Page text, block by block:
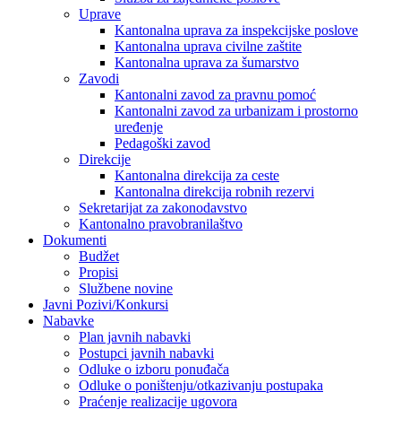
Uprave
Kantonalna uprava za inspekcijske poslove
Kantonalna uprava civilne zaštite
Kantonalna uprava za šumarstvo
Zavodi
Kantonalni zavod za pravnu pomoć
Kantonalni zavod za urbanizam i prostorno
uređenje
Pedagoški zavod
Direkcije
Kantonalna direkcija za ceste
Kantonalna direkcija robnih rezervi
Sekretarijat za zakonodavstvo
Kantonalno pravobranilaštvo
Dokumenti
Budžet
Propisi
Službene novine
Javni Pozivi/Konkursi
Nabavke
Plan javnih nabavki
Postupci javnih nabavki
Odluke o izboru ponuđača
Odluke o poništenju/otkazivanju postupaka
Praćenje realizacije ugovora